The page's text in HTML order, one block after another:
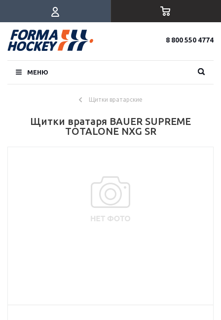
8 800 550 4774
МЕНЮ
Щитки вратарские
Щитки вратаря BAUER SUPREME
TOTALONE NXG SR